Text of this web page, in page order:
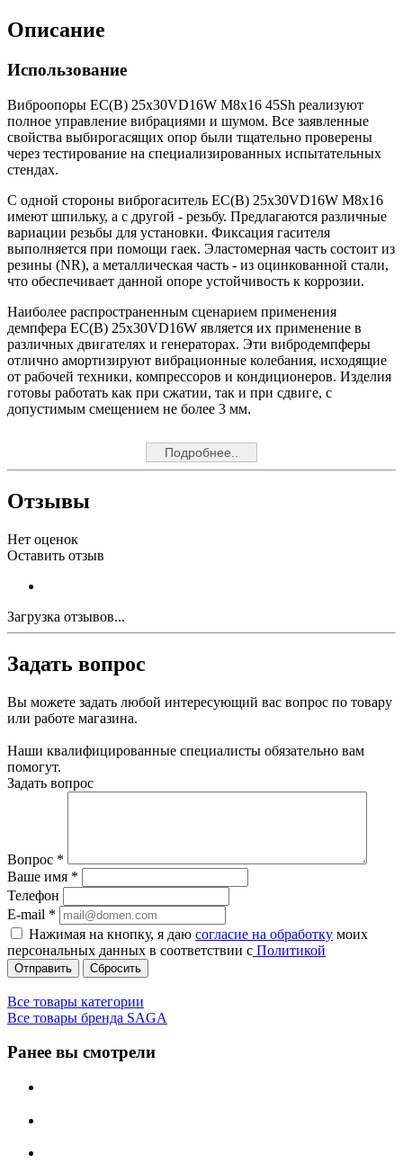
Описание
Использование
Виброопоры EC(B) 25x30VD16W M8x16 45Sh реализуют
полное управление вибрациями и шумом. Все заявленные
свойства выбирогасящих опор были тщательно проверены
через тестирование на специализированных испытательных
стендах.
С одной стороны виброгаситель EC(B) 25x30VD16W M8x16
имеют шпильку, а с другой - резьбу. Предлагаются различные
вариации резьбы для установки. Фиксация гасителя
выполняется при помощи гаек. Эластомерная часть состоит из
резины (NR), а металлическая часть - из оцинкованной стали,
что обеспечивает данной опоре устойчивость к коррозии.
Наиболее распространенным сценарием применения
демпфера EC(B) 25x30VD16W является их применение в
различных двигателях и генераторах. Эти вибродемпферы
отлично амортизируют вибрационные колебания, исходящие
от рабочей техники, компрессоров и кондиционеров. Изделия
готовы работать как при сжатии, так и при сдвиге, с
допустимым смещением не более 3 мм.
Подробнее..
Отзывы
Нет оценок
Оставить отзыв
Загрузка отзывов...
Задать вопрос
Вы можете задать любой интересующий вас вопрос по товару
или работе магазина.
Наши квалифицированные специалисты обязательно вам
помогут.
Задать вопрос
Вопрос *
Ваше имя *
Телефон
E-mail *
Нажимая на кнопку, я даю согласие на обработку моих
персональных данных в соответствии с Политикой
Сбросить
Все товары категории
Все товары бренда SAGA
Ранее вы смотрели